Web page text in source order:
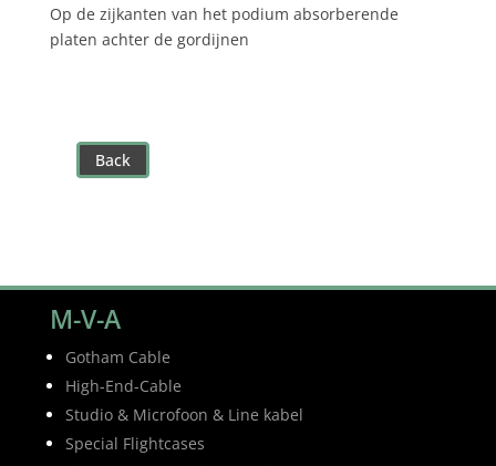
Op de zijkanten van het podium absorberende
platen achter de gordijnen
Back
M-V-A
Gotham Cable
High-End-Cable
Studio & Microfoon & Line kabel
Special Flightcases